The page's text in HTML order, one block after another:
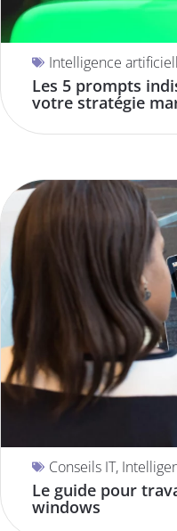
Intelligence
Les 5 prompts
votre stratégie
Conseils IT,
Le guide pour
windows